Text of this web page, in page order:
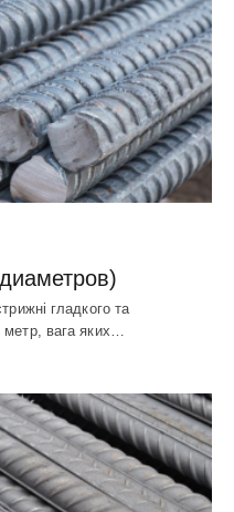
гладкого та
вага яких…